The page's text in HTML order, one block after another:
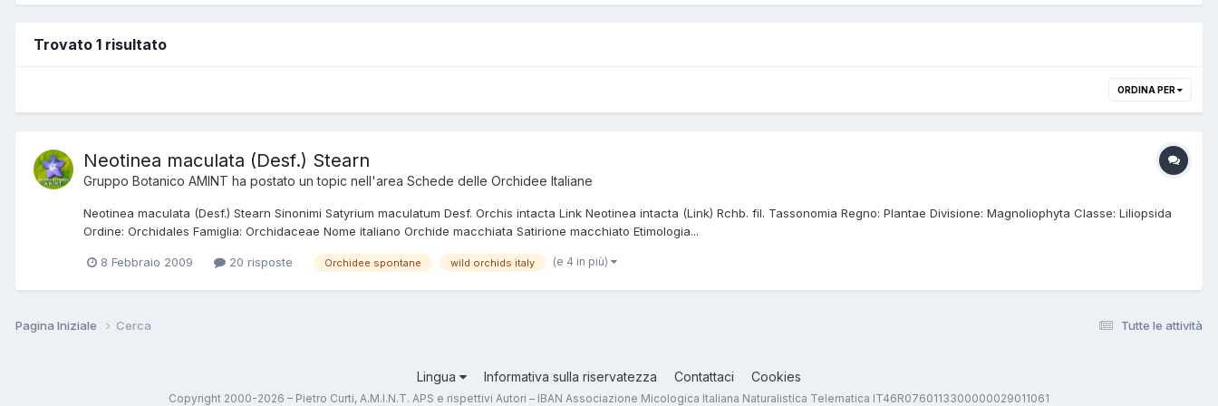
Trovato 1 risultato
ORDINA PER
Neotinea maculata (Desf.) Stearn
Gruppo Botanico AMINT ha postato un topic nell'area Schede delle Orchidee Italiane
Neotinea maculata (Desf.) Stearn Sinonimi Satyrium maculatum Desf. Orchis intacta Link Neotinea intacta (Link) Rchb. fil. Tassonomia Regno: Plantae Divisione: Magnoliophyta Classe: Liliopsida
Ordine: Orchidales Famiglia: Orchidaceae Nome italiano Orchide macchiata Satirione macchiato Etimologia...
8 Febbraio 2009 20 risposte Orchidee spontane wild orchids italy (e 4 in più)
Tutte le attività
Pagina Iniziale Cerca
Lingua Informativa sulla riservatezza Contattaci Cookies
Copyright 2000-2026 – Pietro Curti, A.M.I.N.T. APS e rispettivi Autori – IBAN Associazione Micologica Italiana Naturalistica Telematica IT46R0760113300000029011061